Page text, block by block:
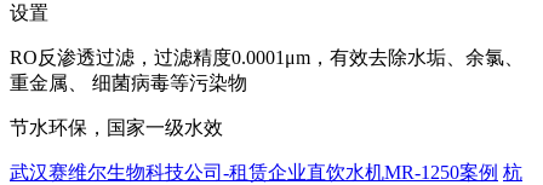
设置
RO反渗透过滤，过滤精度0.0001μm，有效去除水垢、余氯、
重金属、 细菌病毒等污染物
节水环保，国家一级水效
武汉赛维尔生物科技公司-租赁企业直饮水机MR-1250案例 杭